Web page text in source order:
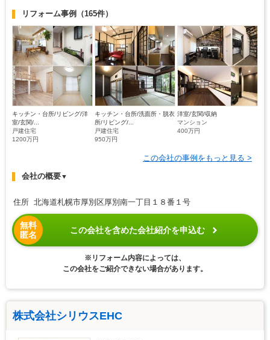
リフォーム事例 （165件）
キッチン・台所/リビング/洋
室/玄関/...
戸建住宅
1200万円
キッチン・台所/洗面所・脱衣
所/リビング/...
戸建住宅
950万円
洋室/玄関/収納
マンション
400万円
この会社の事例をもっと見る >
会社の概要▼
住所 北海道札幌市厚別区厚別南一丁目１８番１号
無料
匿名
この会社を含めた会社紹介を申込む
※リフォーム内容によっては、
この会社をご紹介できない場合があります。
株式会社シリウスEHC